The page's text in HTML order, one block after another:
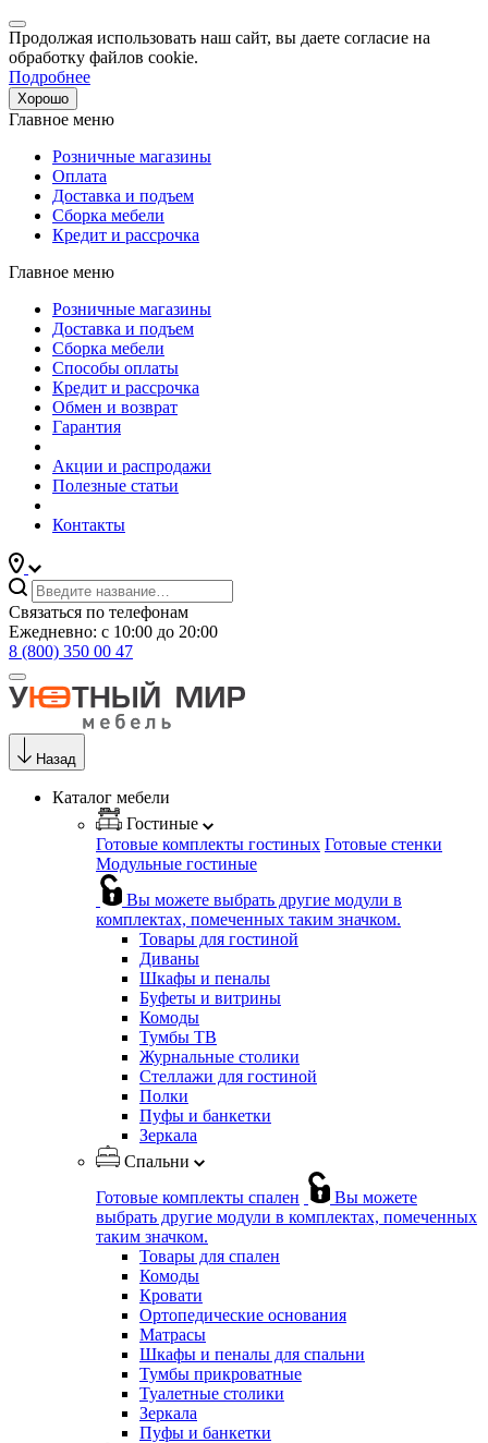
Продолжая использовать наш сайт, вы даете согласие на
обработку файлов cookie.
Подробнее
Хорошо
Главное меню
Розничные магазины
Оплата
Доставка и подъем
Сборка мебели
Кредит и рассрочка
Главное меню
Розничные магазины
Доставка и подъем
Сборка мебели
Способы оплаты
Кредит и рассрочка
Обмен и возврат
Гарантия
Акции и распродажи
Полезные статьи
Контакты
Связаться по телефонам
Ежедневно: с 10:00 до 20:00
8 (800) 350 00 47
Назад
Каталог мебели
Гостиные
Готовые комплекты гостиных Готовые стенки
Модульные гостиные
Вы можете выбрать другие модули в
комплектах, помеченных таким значком.
Товары для гостиной
Диваны
Шкафы и пеналы
Буфеты и витрины
Комоды
Тумбы ТВ
Журнальные столики
Стеллажи для гостиной
Полки
Пуфы и банкетки
Зеркала
Спальни
Готовые комплекты спален
Вы можете
выбрать другие модули в комплектах, помеченных
таким значком.
Товары для спален
Комоды
Кровати
Ортопедические основания
Матрасы
Шкафы и пеналы для спальни
Тумбы прикроватные
Туалетные столики
Зеркала
Пуфы и банкетки